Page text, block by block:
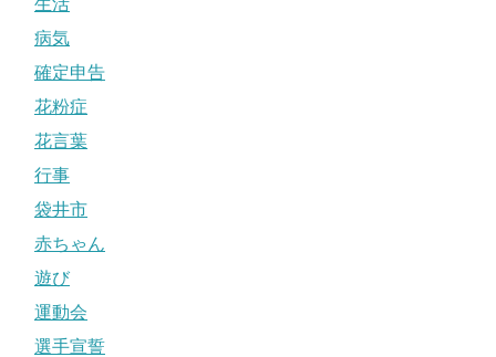
生活
病気
確定申告
花粉症
花言葉
行事
袋井市
赤ちゃん
遊び
運動会
選手宣誓